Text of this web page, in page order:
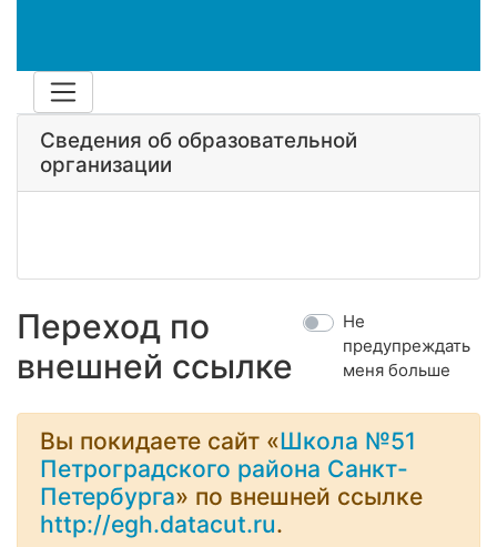
Сведения об образовательной
организации
Переход по
внешней ссылке
Не
предупреждать
меня больше
Вы покидаете сайт «Школа №51
Петроградского района Санкт-
Петербурга» по внешней ссылке
http://egh.datacut.ru.